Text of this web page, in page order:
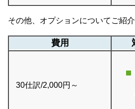
その他、オプションについてご紹介
費用
30仕訳/2,000円～